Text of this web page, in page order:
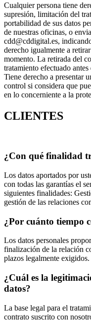
Cualquier persona tiene
supresión, limitación del
portabilidad de sus datos
de nuestras oficinas, o
cdd@cddigital.es,
derecho igualmente a
momento. La retirada del
tratamiento efectuado
Tiene derecho a presentar
control si considera que
en lo concerniente a la
CLIENTES
¿Con qué finalidad
Los datos aportados por
con todas las garantías el
siguientes finalidades:
gestión de las relaciones
¿Por cuánto tiempo
Los datos personales
finalización de la relación
plazos legalmente exigidos.
¿Cuál es la
datos?
La base legal para el
contrato suscrito con